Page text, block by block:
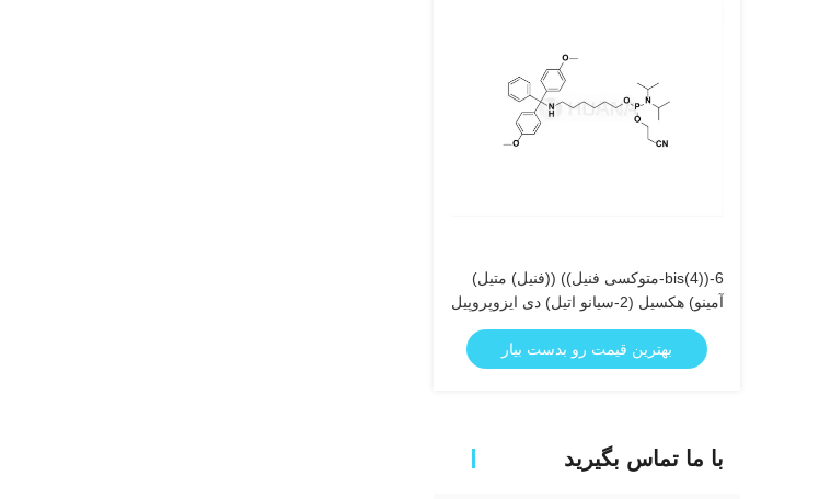
6-((bis(4-متوکسی فنيل)) ((فنیل) متيل)
آمینو) هکسيل (2-سیانو اتیل) دی ایزوپروپیل
فسفورمیدیت
بهترین قیمت رو بدست بیار
با ما تماس بگیرید